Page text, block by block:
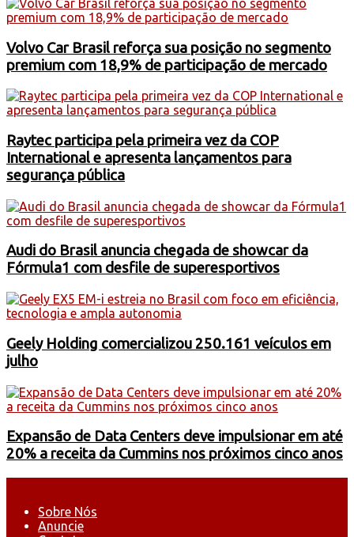
Volvo Car Brasil reforça sua posição no segmento
premium com 18,9% de participação de mercado
Raytec participa pela primeira vez da COP
International e apresenta lançamentos para
segurança pública
Audi do Brasil anuncia chegada de showcar da
Fórmula1 com desfile de superesportivos
Geely Holding comercializou 250.161 veículos em
julho
Expansão de Data Centers deve impulsionar em até
20% a receita da Cummins nos próximos cinco anos
Sobre Nós
Anuncie